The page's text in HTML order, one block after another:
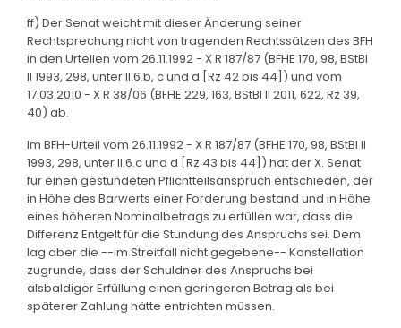
ff) Der Senat weicht mit dieser Änderung seiner
Rechtsprechung nicht von tragenden Rechtssätzen des BFH
in den Urteilen vom 26.11.1992 - X R 187/87 (BFHE 170, 98, BStBl
II 1993, 298, unter II.6.b, c und d [Rz 42 bis 44]) und vom
17.03.2010 - X R 38/06 (BFHE 229, 163, BStBl II 2011, 622, Rz 39,
40) ab.
Im BFH-Urteil vom 26.11.1992 - X R 187/87 (BFHE 170, 98, BStBl II
1993, 298, unter II.6.c und d [Rz 43 bis 44]) hat der X. Senat
für einen gestundeten Pflichtteilsanspruch entschieden, der
in Höhe des Barwerts einer Forderung bestand und in Höhe
eines höheren Nominalbetrags zu erfüllen war, dass die
Differenz Entgelt für die Stundung des Anspruchs sei. Dem
lag aber die --im Streitfall nicht gegebene-- Konstellation
zugrunde, dass der Schuldner des Anspruchs bei
alsbaldiger Erfüllung einen geringeren Betrag als bei
späterer Zahlung hätte entrichten müssen.